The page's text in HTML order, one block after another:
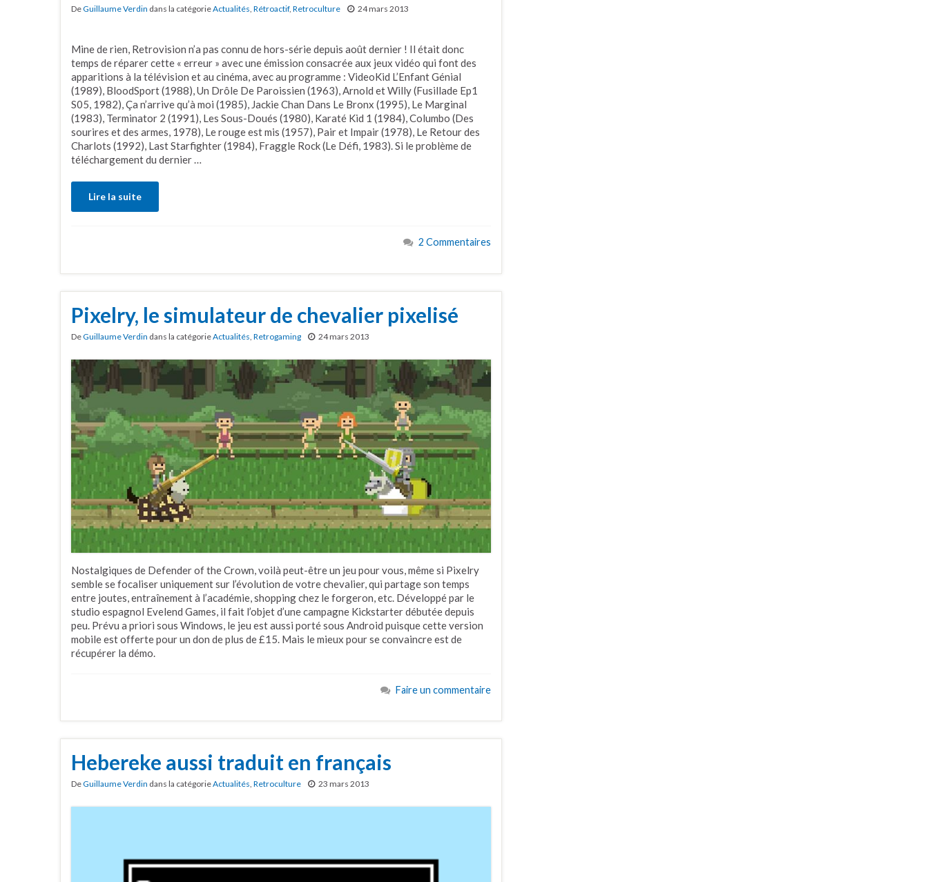
DeGuillaume Verdin dans la catégorieActualités Rétroactif, Retroculture 24 mars 2013
Mine de rien, Retrovision n’a pas connu de hors-série depuis août dernier ! Il était donc
temps de réparer cette « erreur » avec une émission consacrée aux jeux vidéo qui font des
apparitions à la télévision et au cinéma, avec au programme : VideoKid L’Enfant Génial
(1989), BloodSport (1988), Un Drôle De Paroissien (1963), Arnold et Willy (Fusillade Ep1
S05, 1982), Ça n’arrive qu’à moi (1985), Jackie Chan Dans Le Bronx (1995), Le Marginal
(1983), Terminator 2 (1991), Les Sous-Doués (1980), Karaté Kid 1 (1984), Columbo (Des
sourires et des armes, 1978), Le rouge est mis (1957), Pair et Impair (1978), Le Retour des
Charlots (1992), Last Starfighter (1984), Fraggle Rock (Le Défi, 1983). Si le problème de
téléchargement du dernier …
Lire la suite
2 Commentaires
Pixelry, le simulateur de chevalier pixelisé
DeGuillaume Verdin dans la catégorieActualités Retrogaming 24 mars 2013
Nostalgiques de Defender of the Crown, voilà peut-être un jeu pour vous, même si Pixelry
semble se focaliser uniquement sur l’évolution de votre chevalier, qui partage son temps
entre joutes, entraînement à l’académie, shopping chez le forgeron, etc. Développé par le
studio espagnol Evelend Games, il fait l’objet d’une campagne Kickstarter débutée depuis
peu. Prévu a priori sous Windows, le jeu est aussi porté sous Android puisque cette version
mobile est offerte pour un don de plus de £15. Mais le mieux pour se convaincre est de
récupérer la démo.
Faire un commentaire
Hebereke aussi traduit en français
DeGuillaume Verdin dans la catégorieActualités, Retroculture 23 mars 2013